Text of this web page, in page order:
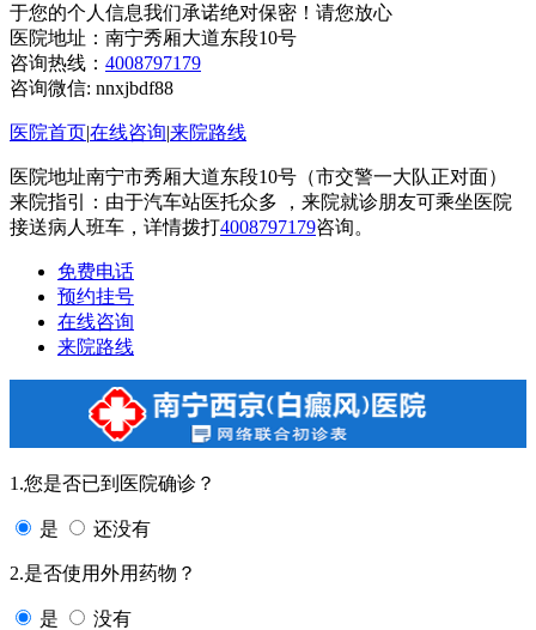
于您的个人信息我们承诺绝对保密！请您放心
医院地址：南宁秀厢大道东段10号
咨询热线： 4008797179
咨询微信: nnxjbdf88
医院首页|在线咨询|来院路线
医院地址南宁市秀厢大道东段10号（市交警一大队正对面）
来院指引：由于汽车站医托众多 ，来院就诊朋友可乘坐医院
接送病人班车，详情拨打4008797179咨询。
免费电话
预约挂号
在线咨询
来院路线
1.您是否已到医院确诊？
是 还没有
2.是否使用外用药物？
是 没有